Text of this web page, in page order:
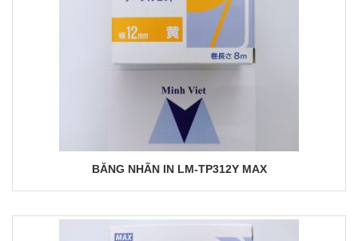
BĂNG NHÃN IN LM-TP312Y MAX